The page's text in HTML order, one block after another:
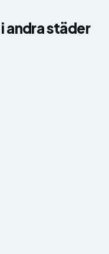
i andra städer